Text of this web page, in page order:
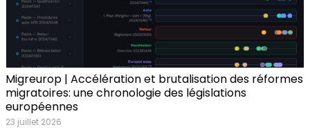
Migreurop | Accélération et brutalisation des réformes
migratoires: une chronologie des législations
européennes
23 juillet 2026